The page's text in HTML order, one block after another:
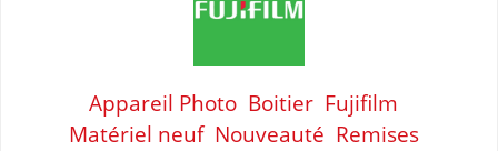
Appareil Photo Boitier Fujifilm
Matériel neuf Nouveauté Remises